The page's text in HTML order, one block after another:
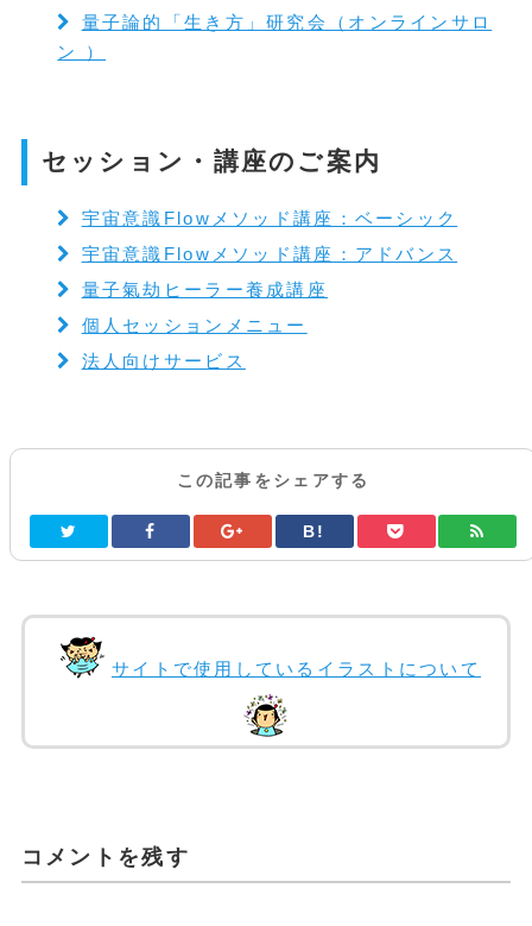
量子論的「生き方」研究会（オンラインサロ
ン ）
セッション・講座のご案内
宇宙意識Flowメソッド講座：ベーシック
宇宙意識Flowメソッド講座：アドバンス
量子氣劫ヒーラー養成講座
個人セッションメニュー
法人向けサービス
この記事をシェアする
B!
サイトで使用しているイラストについて
コメントを残す